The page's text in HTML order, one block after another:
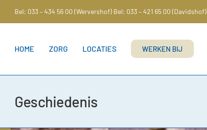
inhoud
Bel: 033 – 434 56 00 (Wervershof) Bel: 033 – 421 65 00 (Davidshof)
HOME ZORG LOCATIES WERKEN BIJ
Geschiedenis